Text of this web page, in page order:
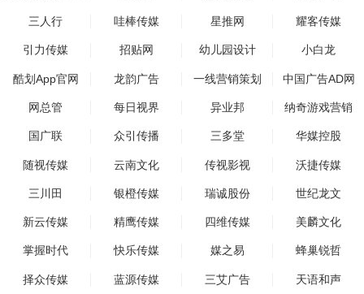
三人行 哇棒传媒 星推网 耀客传媒
引力传媒 招贴网 幼儿园设计 小白龙
酷划App官网 龙韵广告 一线营销策划 中国广告AD网
网总管 每日视界 异业邦 纳奇游戏营销
国广联 众引传播 三多堂 华媒控股
随视传媒 云南文化 传视影视 沃捷传媒
三川田 银橙传媒 瑞诚股份 世纪龙文
新云传媒 精鹰传媒 四维传媒 美麟文化
掌握时代 快乐传媒 媒之易 蜂巢锐哲
择众传媒 蓝源传媒 三艾广告 天语和声